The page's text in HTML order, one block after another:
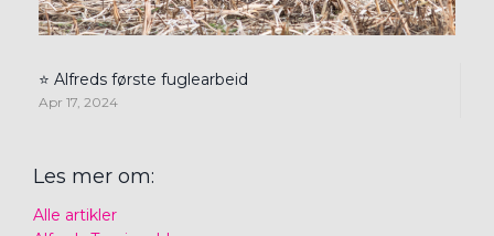
⭐ Alfreds første fuglearbeid
Apr 17, 2024
Les mer om:
Alle artikler